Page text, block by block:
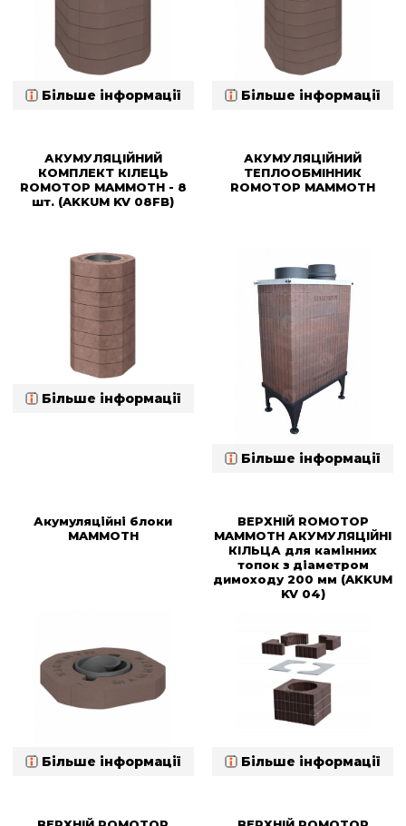
Більше інформації Більше інформації
АКУМУЛЯЦІЙНИЙ
КОМПЛЕКТ КІЛЕЦЬ
ROMOTOP MAMMOTH - 8
шт. (AKKUM KV 08FB)
Більше інформації
АКУМУЛЯЦІЙНИЙ
ТЕПЛООБМІННИК
ROMOTOP MAMMOTH
Більше інформації
Акумуляційні блоки
MAMMOTH
Більше інформації
ВЕРХНІЙ ROMOTOP
MAMMOTH АКУМУЛЯЦІЙНІ
КІЛЬЦА для камінних
топок з діаметром
димоходу 200 мм (AKKUM
KV 04)
Більше інформації